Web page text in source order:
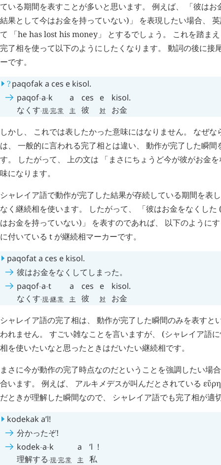
ている期間を表すことが多いと思います。 例えば、 「彼は
結果として今はお金を持っていない)」 を表現したい場合、
て 「he has lost his money」 とするでしょう。 これを踏ま
完了相を使って以下のようにしたくなります。 動詞の後に接
ーです。
?paqofak a ces e kisol.
paqof-a-k
なくす-現-完.常
a
主
ces
彼
e
対
kisol
お金
.
しかし、 これでは表したかった意味にはなりません。 なぜ
は、 一般的に言われる完了相とは違い、 動作が完了した瞬
す。 したがって、 上の文は 「まさにちょうど今が彼がお金
味になります。
シャレイア語で動作が完了した結果が存続している期間を表
なく継続相を使います。 したがって、 「彼はお金をなくし
はお金を持っていない)」 を表すのであれば、 以下のように
に付いている t が継続相マーカーです。
paqofata ces e kisol.
彼はお金をなくしてしまった。
paqof-a-t
なくす-現-継.常
a
主
ces
彼
e
対
kisol
お金
.
シャレイア語の完了相は、 動作が完了した瞬間のみを表すと
われません。 すごい雑なことを言いますが、 (シャレイア語
相を使いたいなと思ったときはだいたい継続相です。
まさに今が動作の完了時点なのだということを強調したい場
合います。 例えば、 アルキメデスが叫んだとされている
だときが理解した瞬間なので、 シャレイア語でも完了相が適
kodekak a’l!
分かったぞ!
kodek-a-k
理解する-現-完.常
a
主
’l
私
!